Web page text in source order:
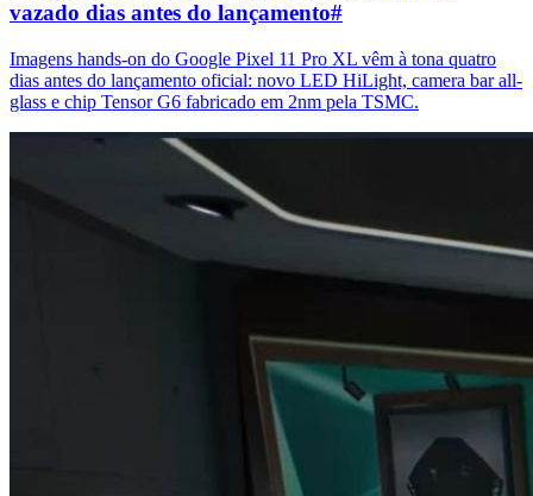
vazado dias antes do lançamento#
Imagens hands-on do Google Pixel 11 Pro XL vêm à tona quatro
dias antes do lançamento oficial: novo LED HiLight, camera bar all-
glass e chip Tensor G6 fabricado em 2nm pela TSMC.